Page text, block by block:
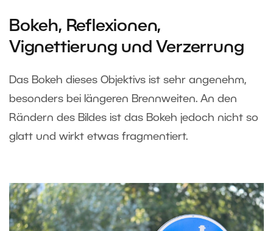
Bokeh, Reflexionen,
Vignettierung und Verzerrung
Das Bokeh dieses Objektivs ist sehr angenehm,
besonders bei längeren Brennweiten. An den
Rändern des Bildes ist das Bokeh jedoch nicht so
glatt und wirkt etwas fragmentiert.